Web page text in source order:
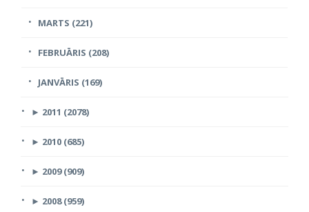
MARTS (221)
FEBRUĀRIS (208)
JANVĀRIS (169)
► 2011 (2078)
► 2010 (685)
► 2009 (909)
► 2008 (959)